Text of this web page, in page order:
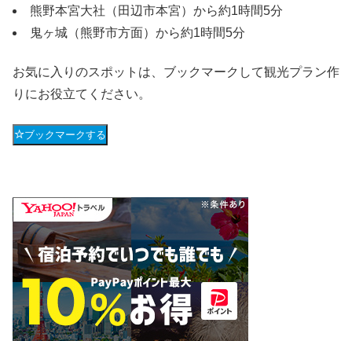
熊野本宮大社（田辺市本宮）から約1時間5分
鬼ヶ城（熊野市方面）から約1時間5分
お気に入りのスポットは、ブックマークして観光プラン作
りにお役立てください。
ブックマークする